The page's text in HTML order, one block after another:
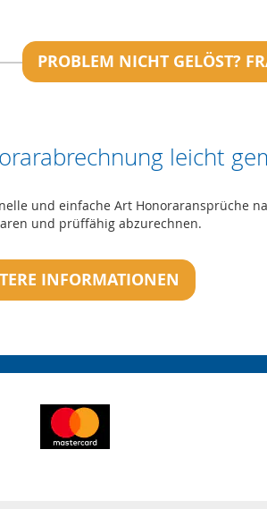
PROBLEM NICHT GELÖST?
leicht
und einfache Art Honoraransprüche
und prüffähig abzurechnen.
INFORMATIONEN